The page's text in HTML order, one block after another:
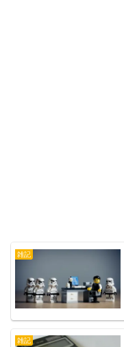
雑記
雑記